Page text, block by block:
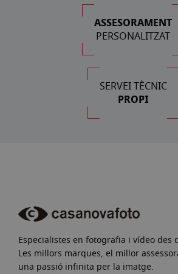
ASSESORAMENT
PERSONALITZAT
SERVEI TÈCNIC
PROPI
Especialistes en fotografia i vídeo des
Les millors marques, el millor
una passió infinita per la imatge.